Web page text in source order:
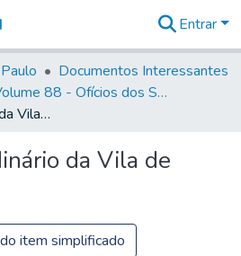
&
Coleções
Tudo na
Biblioteca
Estatísticas
Entrar
Documentos Interessantes
Volume 88 - Ofícios dos Senhores Governadores Interinos da Capitania de São Paulo (1817- 1819)
Para o Juiz Ordinário da Vila de Sorocaba
da Vila de
item simplificado